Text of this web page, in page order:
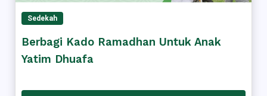
Sedekah
Berbagi Kado Ramadhan Untuk Anak
Yatim Dhuafa